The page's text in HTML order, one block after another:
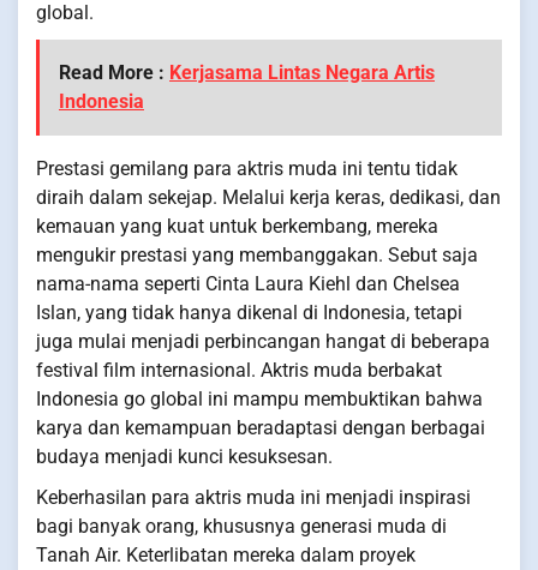
global.
Read More : Kerjasama Lintas Negara Artis
Indonesia
Prestasi gemilang para aktris muda ini tentu tidak
diraih dalam sekejap. Melalui kerja keras, dedikasi, dan
kemauan yang kuat untuk berkembang, mereka
mengukir prestasi yang membanggakan. Sebut saja
nama-nama seperti Cinta Laura Kiehl dan Chelsea
Islan, yang tidak hanya dikenal di Indonesia, tetapi
juga mulai menjadi perbincangan hangat di beberapa
festival film internasional. Aktris muda berbakat
Indonesia go global ini mampu membuktikan bahwa
karya dan kemampuan beradaptasi dengan berbagai
budaya menjadi kunci kesuksesan.
Keberhasilan para aktris muda ini menjadi inspirasi
bagi banyak orang, khususnya generasi muda di
Tanah Air. Keterlibatan mereka dalam proyek